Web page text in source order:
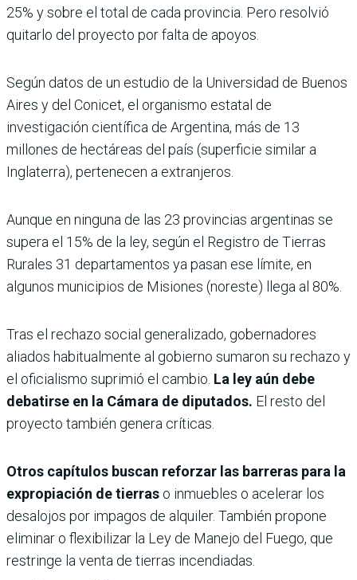
25% y sobre el total de cada provincia. Pero resolvió
quitarlo del proyecto por falta de apoyos.
Según datos de un estudio de la Universidad de Buenos
Aires y del Conicet, el organismo estatal de
investigación científica de Argentina, más de 13
millones de hectáreas del país (superficie similar a
Inglaterra), pertenecen a extranjeros.
Aunque en ninguna de las 23 provincias argentinas se
supera el 15% de la ley, según el Registro de Tierras
Rurales 31 departamentos ya pasan ese límite, en
algunos municipios de Misiones (noreste) llega al 80%.
Tras el rechazo social generalizado, gobernadores
aliados habitualmente al gobierno sumaron su rechazo y
el oficialismo suprimió el cambio. La ley aún debe
debatirse en la Cámara de diputados. El resto del
proyecto también genera críticas.
Otros capítulos buscan reforzar las barreras para la
expropiación de tierras o inmuebles o acelerar los
desalojos por impagos de alquiler. También propone
eliminar o flexibilizar la Ley de Manejo del Fuego, que
restringe la venta de tierras incendiadas.